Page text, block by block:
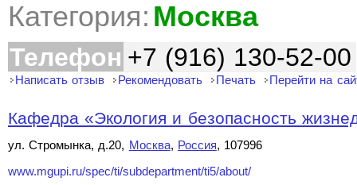
Категория: Москва
Телефон +7 (916) 130-52-00
Написать отзыв Рекомендовать Печать Перейти на
Кафедра «Экология и безопасность
ул. Стромынка, д.20, Москва, Россия, 107996
www.mgupi.ru/spec/ti/subdepartment/ti5/about/